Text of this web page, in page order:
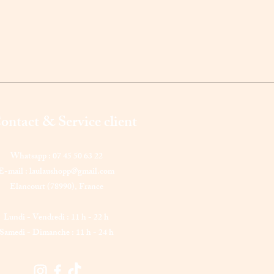
& Service client
Whatsapp : 07 45 50 63 22
mail :laulaushopp@gmail.com
Elancourt (78990), France
Lundi - Vendredi : 11 h - 22 h
Samedi - Dimanche : 11 h - 24 h